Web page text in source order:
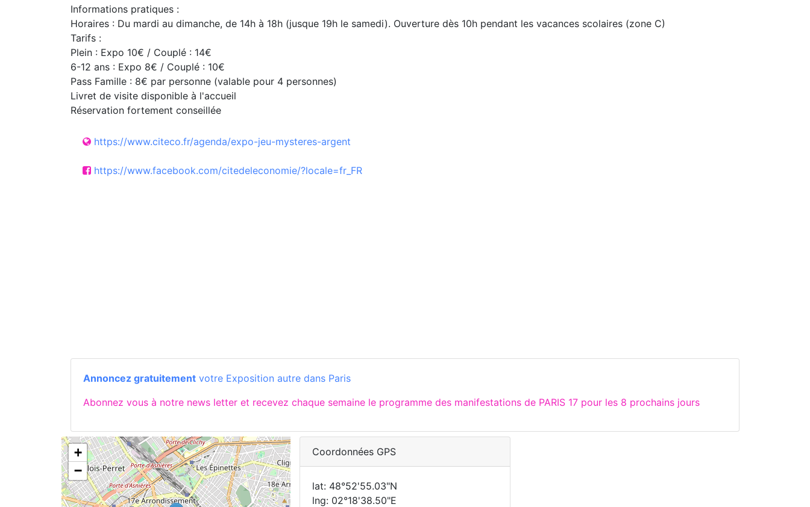
Informations pratiques :
Horaires : Du mardi au dimanche, de 14h à 18h (jusque 19h le samedi). Ouverture dès 10h pendant les vacances scolaires (zone C)
Tarifs :
Plein : Expo 10€ / Couplé : 14€
6-12 ans : Expo 8€ / Couplé : 10€
Pass Famille : 8€ par personne (valable pour 4 personnes)
Livret de visite disponible à l'accueil
Réservation fortement conseillée
https://www.citeco.fr/agenda/expo-jeu-mysteres-argent
https://www.facebook.com/citedeleconomie/?locale=fr_FR
Annoncez gratuitement votre Exposition autre dans Paris
Abonnez vous à notre news letter et recevez chaque semaine le programme des manifestations de PARIS 17 pour les 8 prochains jours
+
−
Coordonnées GPS
lat: 48°52'55.03"N
lng: 02°18'38.50"E